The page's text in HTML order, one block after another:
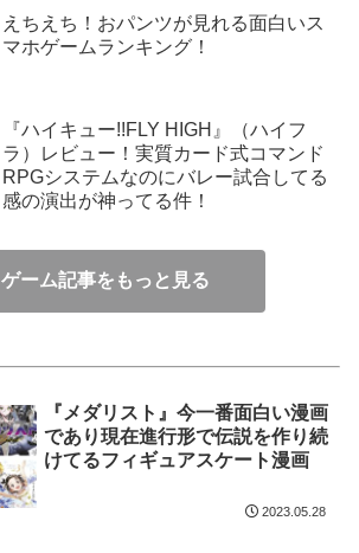
えちえち！おパンツが見れる面白いス
マホゲームランキング！
『ハイキュー!!FLY HIGH』（ハイフ
ラ）レビュー！実質カード式コマンド
RPGシステムなのにバレー試合してる
感の演出が神ってる件！
ゲーム記事をもっと見る
『メダリスト』今一番面白い漫画
であり現在進行形で伝説を作り続
けてるフィギュアスケート漫画
2023.05.28